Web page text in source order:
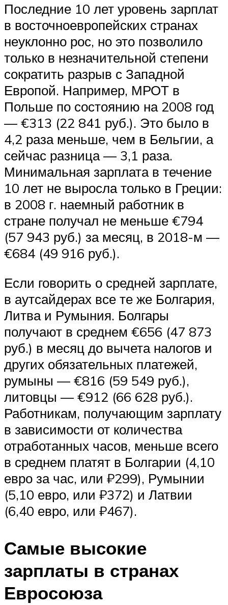
Последние 10 лет уровень зарплат
в восточноевропейских странах
неуклонно рос, но это позволило
только в незначительной степени
сократить разрыв с Западной
Европой. Например, МРОТ в
Польше по состоянию на 2008 год
— €313 (22 841 руб.). Это было в
4,2 раза меньше, чем в Бельгии, а
сейчас разница — 3,1 раза.
Минимальная зарплата в течение
10 лет не выросла только в Греции:
в 2008 г. наемный работник в
стране получал не меньше €794
(57 943 руб.) за месяц, в 2018-м —
€684 (49 916 руб.).
Если говорить о средней зарплате,
в аутсайдерах все те же Болгария,
Литва и Румыния. Болгары
получают в среднем €656 (47 873
руб.) в месяц до вычета налогов и
других обязательных платежей,
румыны — €816 (59 549 руб.),
литовцы — €912 (66 628 руб.).
Работникам, получающим зарплату
в зависимости от количества
отработанных часов, меньше всего
в среднем платят в Болгарии (4,10
евро за час, или ₽299), Румынии
(5,10 евро, или ₽372) и Латвии
(6,40 евро, или ₽467).
Самые высокие
зарплаты в странах
Евросоюза